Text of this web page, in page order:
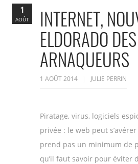
INTERNET,
ELDORADO DES
ARNAQUEURS
1 AOÛT 2014 JULIE PERRIN
Piratage, virus, logiciels
privée : le web peut
prend pas un minimum de
qu’il faut savoir pour éviter
1
AOÛT